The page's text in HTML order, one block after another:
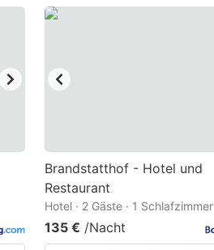
Brandstatthof - Hotel und
Restaurant
Hotel · 2 Gäste · 1 Schlafzimmer
135 € /Nacht